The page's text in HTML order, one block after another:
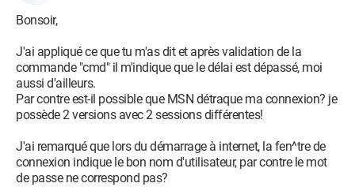
Bonsoir,
J'ai appliqué ce que tu m'as dit et après validation de la
commande "cmd" il m'indique que le délai est dépassé, moi
aussi d'ailleurs.
Par contre est-il possible que MSN détraque ma connexion? je
possède 2 versions avec 2 sessions différentes!
J'ai remarqué que lors du démarrage à internet, la fen^tre de
connexion indique le bon nom d'utilisateur, par contre le mot
de passe ne correspond pas?